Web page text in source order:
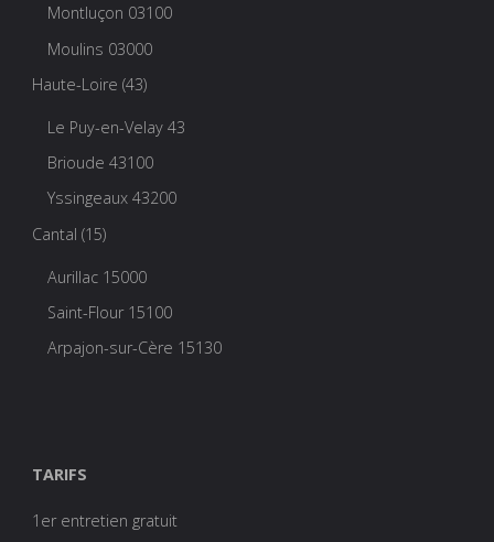
Montluçon 03100
Moulins 03000
Haute-Loire (43)
Le Puy-en-Velay 43
Brioude 43100
Yssingeaux 43200
Cantal (15)
Aurillac 15000
Saint-Flour 15100
Arpajon-sur-Cère 15130
TARIFS
1er entretien gratuit